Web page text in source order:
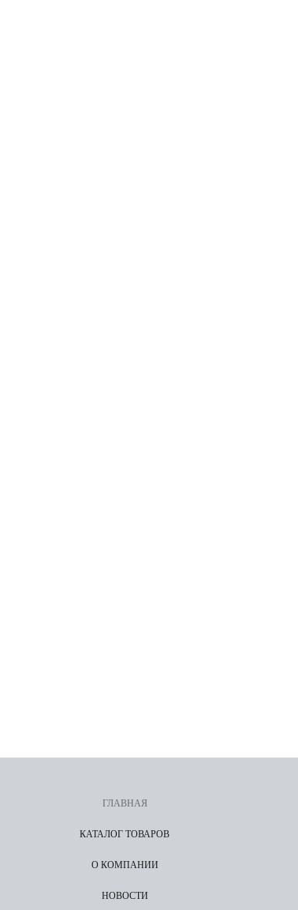
ГЛАВНАЯ
КАТАЛОГ ТОВАРОВ
О КОМПАНИИ
НОВОСТИ